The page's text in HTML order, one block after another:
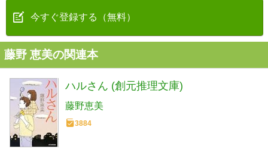
今すぐ登録する（無料）
藤野 恵美の関連本
ハルさん (創元推理文庫)
藤野恵美
3884